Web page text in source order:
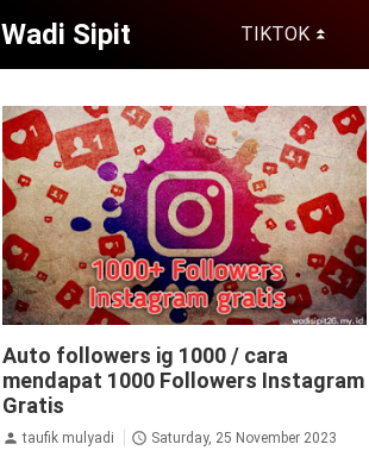
Wadi Sipit TIKTOK ⏬
followers instagram followers followers
instagram gratis followers instagram instan
instagram
tips&trik
tutorial
Auto followers ig 1000 / cara
mendapat 1000 Followers Instagram
Gratis
taufik mulyadi Saturday, 25 November 2023